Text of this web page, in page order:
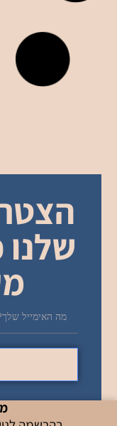
איך
של
כלכלי
מה שידעת על
קרא עוד